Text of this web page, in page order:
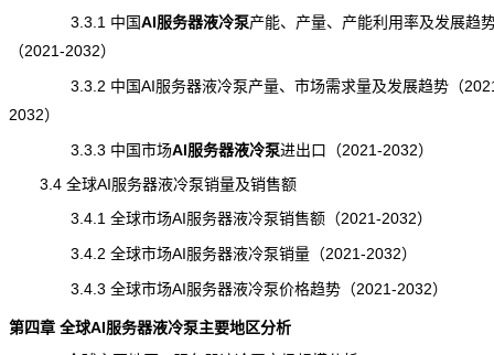
3.3.1 中国AI服务器液冷泵产能、产量、产能利用率及发展趋
（2021-2032）
3.3.2 中国AI服务器液冷泵产量、市场需求量及发展趋势（
2032）
3.3.3 中国市场AI服务器液冷泵进出口 （2021-2032）
3.4 全球AI服务器液冷泵销量及销售额
3.4.1 全球市场AI服务器液冷泵销售额（2021-2032）
3.4.2 全球市场AI服务器液冷泵销量（2021-2032）
3.4.3 全球市场AI服务器液冷泵价格趋势（2021-2032）
第四章 全球AI服务器液冷泵主要地区分析